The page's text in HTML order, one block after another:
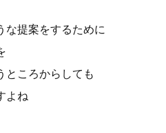
な提案をするために
ところからしても
よね